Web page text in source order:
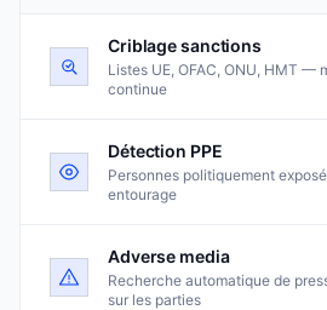
Criblage sanctions
Listes UE, OFAC, ONU, HMT —
continue
Détection PPE
Personnes politiquement
entourage
Adverse media
Recherche automatique de
sur les parties